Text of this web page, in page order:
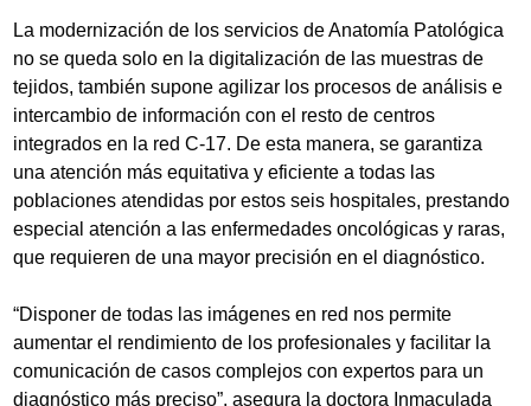
La modernización de los servicios de Anatomía Patológica
no se queda solo en la digitalización de las muestras de
tejidos, también supone agilizar los procesos de análisis e
intercambio de información con el resto de centros
integrados en la red C-17. De esta manera, se garantiza
una atención más equitativa y eficiente a todas las
poblaciones atendidas por estos seis hospitales, prestando
especial atención a las enfermedades oncológicas y raras,
que requieren de una mayor precisión en el diagnóstico.
“Disponer de todas las imágenes en red nos permite
aumentar el rendimiento de los profesionales y facilitar la
comunicación de casos complejos con expertos para un
diagnóstico más preciso”, asegura la doctora Inmaculada